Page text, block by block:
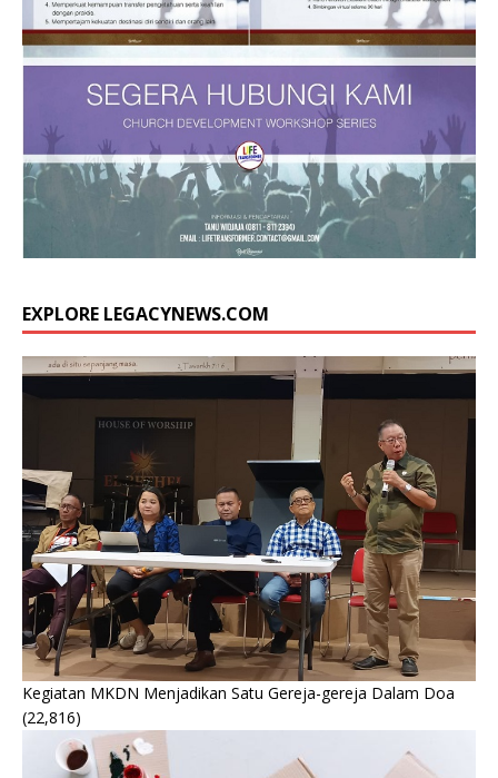
EXPLORE LEGACYNEWS.COM
Kegiatan MKDN Menjadikan Satu Gereja-gereja Dalam Doa
(22,816)